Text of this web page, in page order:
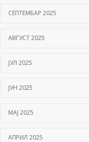
СЕПТЕМБАР 2025
АВГУСТ 2025
ЈУЛ 2025
ЈУН 2025
МАЈ 2025
АПРИЛ 2025